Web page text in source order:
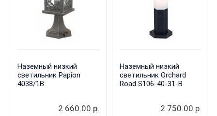
Наземный низкий
светильник Papion
4038/1B
2 660.00 р.
Наземный низкий
светильник Orchard
Road S106-40-31-B
2 750.00 р.